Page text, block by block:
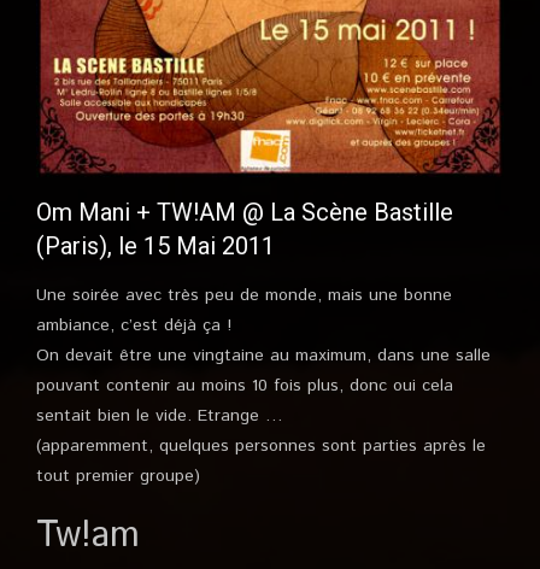
Om Mani + TW!AM @ La Scène Bastille
(Paris), le 15 Mai 2011
Une soirée avec très peu de monde, mais une bonne
ambiance, c’est déjà ça !
On devait être une vingtaine au maximum, dans une salle
pouvant contenir au moins 10 fois plus, donc oui cela
sentait bien le vide. Etrange …
(apparemment, quelques personnes sont parties après le
tout premier groupe)
Tw!am